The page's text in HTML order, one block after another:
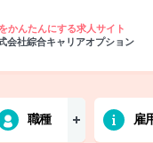
かんたんにする求人サイト
会社綜合キャリアオプション
職種 雇